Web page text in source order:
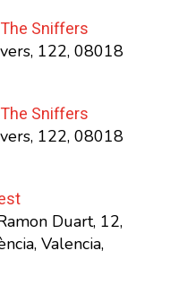
Sniffers
122, 08018
Sniffers
122, 08018
Duart, 12,
Valencia,